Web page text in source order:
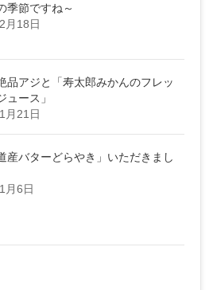
季節ですね～
月18日
品アジと「寿太郎みかんのフレッ
ュース」
月21日
産バターどらやき」いただきまし
月6日